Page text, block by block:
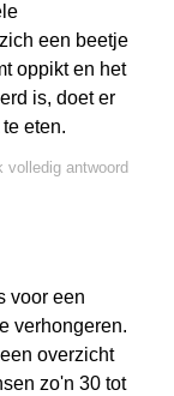
een beetje
oppikt en het
is, doet er
eten.
volledig antwoord
voor een
verhongeren.
overzicht
zo'n 30 tot